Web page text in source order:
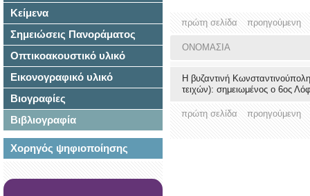
Κείμενα
Σημειώσεις Πανοράματος
Οπτικοακουστικό υλικό
Εικονογραφικό υλικό
Βιογραφίες
Βιβλιογραφία
Χορηγός ψηφιοποίησης
πρώτη σελίδα προηγούμενη
ΟΝΟΜΑΣΙΑ
Η βυζαντινή
τειχών): σημειωμένος ο 6ος
πρώτη σελίδα προηγούμενη